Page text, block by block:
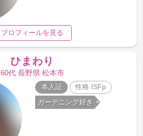
プロフィールを見る
ひまわり
60代 長野県 松本市
本人証 性格 ISFp
ガーデニング好き